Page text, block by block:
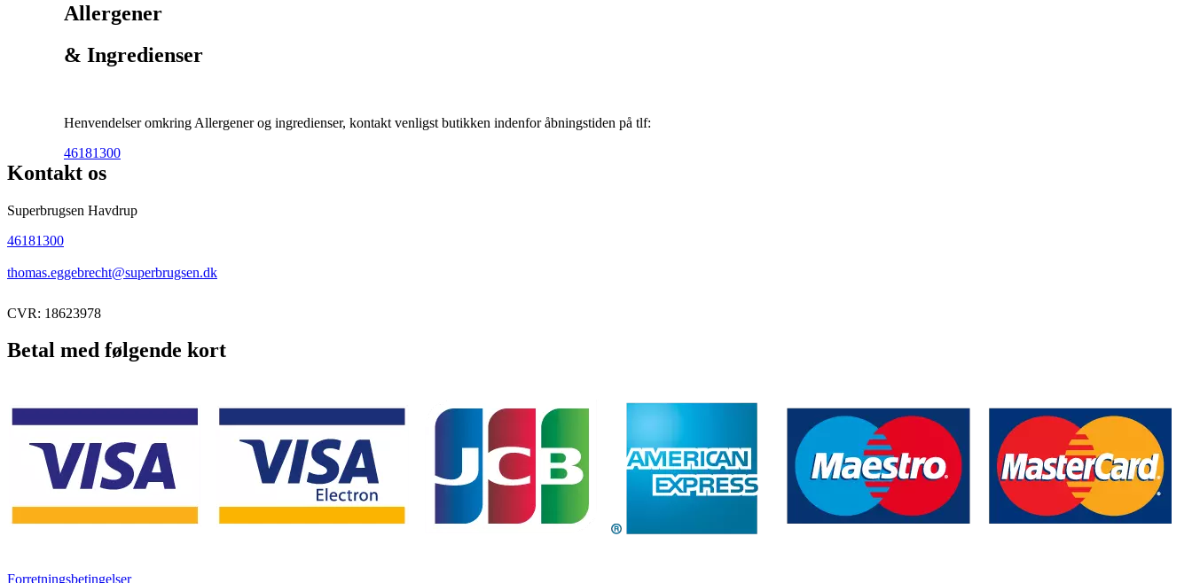
Allergener
& Ingredienser
Henvendelser omkring Allergener og ingredienser, kontakt venligst butikken indenfor åbningstiden på tlf:
46181300
Kontakt os
Superbrugsen Havdrup
46181300
thomas.eggebrecht@superbrugsen.dk
CVR: 18623978
Betal med følgende kort
Forretningsbetingelser